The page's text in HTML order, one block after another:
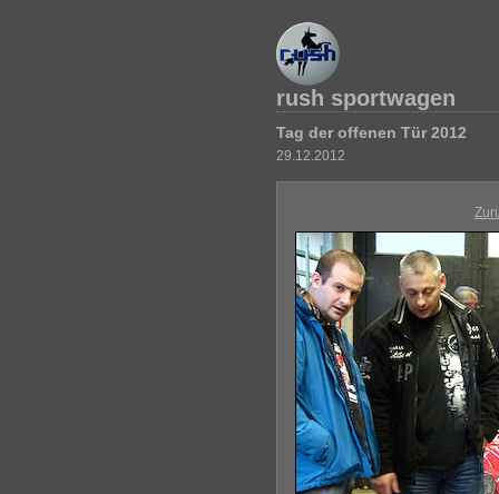
rush sportwagen
Tag der offenen Tür 2012
29.12.2012